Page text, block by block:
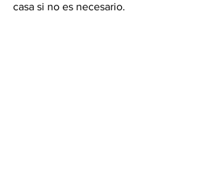
casa si no es necesario.